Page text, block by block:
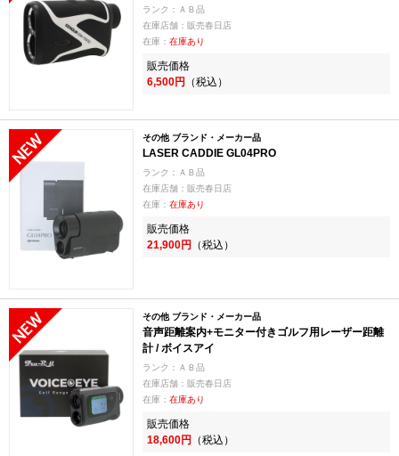
ランク：ＡＢ品
在庫店舗：販売春日店
在庫： 在庫あり
販売価格
6,500円 （税込）
その他 ブランド・メーカー品
LASER CADDIE GL04PRO
ランク：ＡＢ品
在庫店舗：販売春日店
在庫： 在庫あり
販売価格
21,900円 （税込）
その他 ブランド・メーカー品
音声距離案内+モニター付きゴルフ用レーザー距離
計 / ボイスアイ
ランク：ＡＢ品
在庫店舗：販売春日店
在庫： 在庫あり
販売価格
18,600円 （税込）